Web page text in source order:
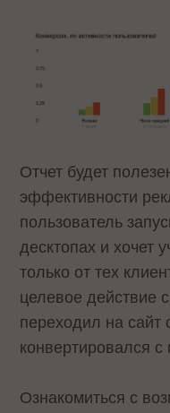
Отчет будет
эффективности
пользователь
десктопах и хочет
только от тех
целевое действие
переходил на сайт
конвертировался с
Ознакомиться с